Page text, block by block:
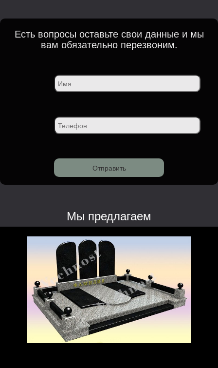
Есть вопросы оставьте свои данные и мы
вам обязательно перезвоним.
Мы предлагаем